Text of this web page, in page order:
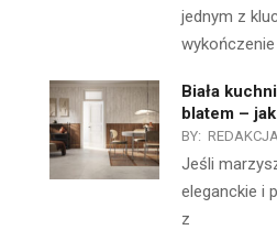
jednym z
Biała
blatem –
BY: REDAKCJA
Jeśli
eleganckie i
z